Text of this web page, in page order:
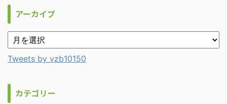
アーカイブ
Tweets by vzb10150
カテゴリー